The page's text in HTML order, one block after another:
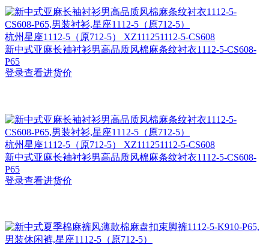
杭州星座1112-5（原712-5） XZ111251112-5-CS608
新中式亚麻长袖衬衫男高品质风棉麻条纹衬衣1112-5-CS608-
P65
登录查看进货价
杭州星座1112-5（原712-5） XZ111251112-5-CS608
新中式亚麻长袖衬衫男高品质风棉麻条纹衬衣1112-5-CS608-
P65
登录查看进货价